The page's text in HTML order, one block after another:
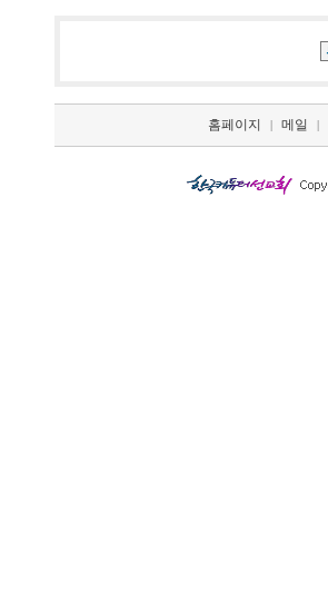
홈페이지 | 메일 |